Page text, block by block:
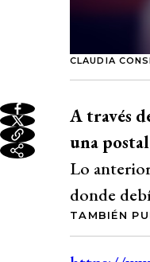
CLAUDIA
A través
una
Lo
donde
TAMBIÉN